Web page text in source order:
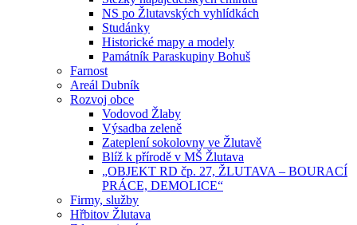
NS po Žlutavských vyhlídkách
Studánky
Historické mapy a modely
Památník Paraskupiny Bohuš
Farnost
Areál Dubník
Rozvoj obce
Vodovod Žlaby
Výsadba zeleně
Zateplení sokolovny ve Žlutavě
Blíž k přírodě v MŠ Žlutava
„OBJEKT RD čp. 27, ŽLUTAVA – BOURACÍ
PRÁCE, DEMOLICE“
Firmy, služby
Hřbitov Žlutava